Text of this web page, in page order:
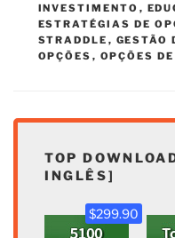
INVESTIMENTO ,
ESTRATÉGIAS DE
STRADDLE , GESTÃO
OPÇÕES , OPÇÕES
TOP
INGLÊS]
$299.90